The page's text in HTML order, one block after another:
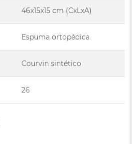
46x15x15 cm (CxLxA)
Espuma ortopédica
Courvin sintético
26